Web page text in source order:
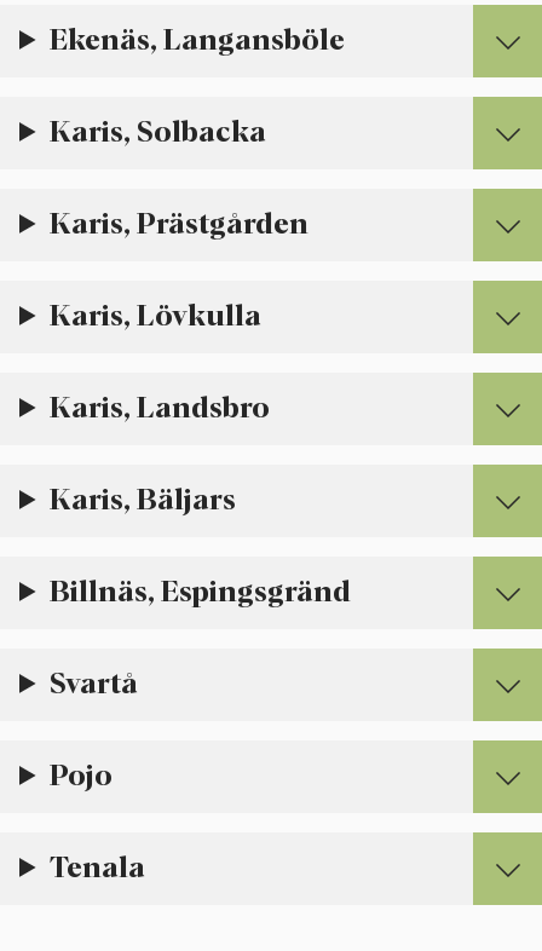
Ekenäs, Langansböle
Karis, Solbacka
Karis, Prästgården
Karis, Lövkulla
Karis, Landsbro
Karis, Bäljars
Billnäs, Espingsgränd
Svartå
Pojo
Tenala